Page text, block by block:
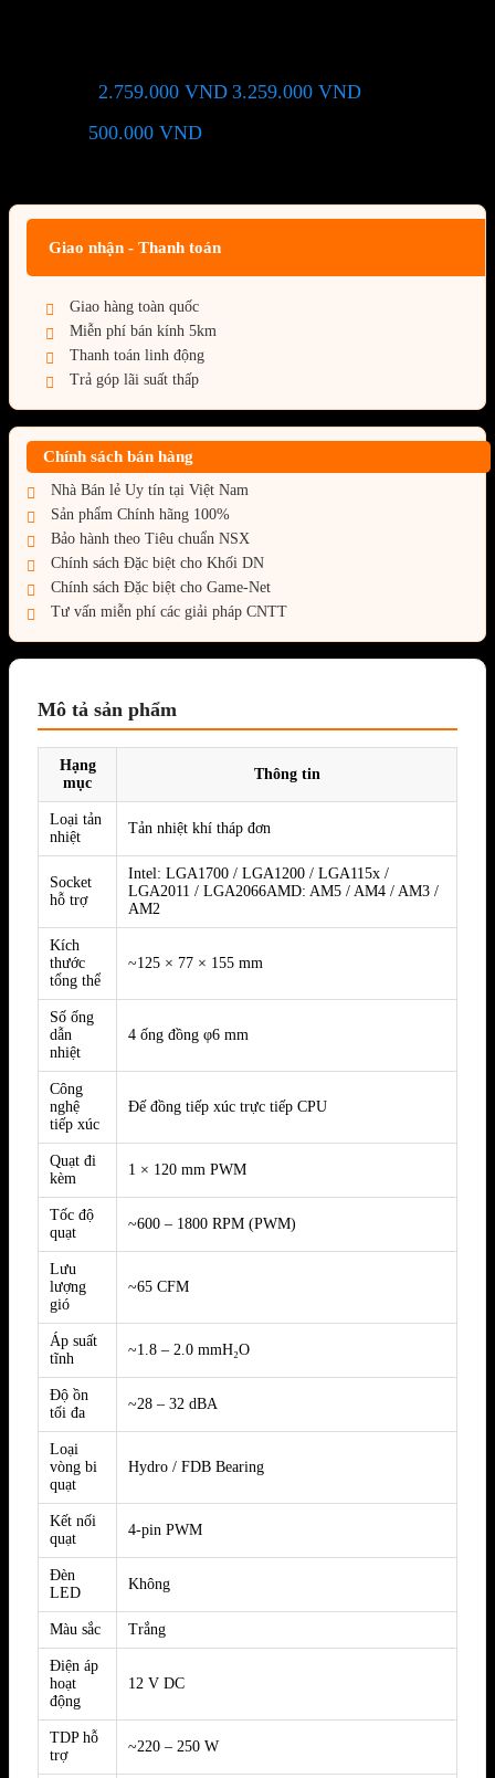
2.759.000 VND 3.259.000 VND
500.000 VND
Giao nhận - Thanh toán
Giao hàng toàn quốc
Miễn phí bán kính 5km
Thanh toán linh động
Trả góp lãi suất thấp
Chính sách bán hàng
Nhà Bán lẻ Uy tín tại Việt Nam
Sản phẩm Chính hãng 100%
Bảo hành theo Tiêu chuẩn NSX
Chính sách Đặc biệt cho Khối DN
Chính sách Đặc biệt cho Game-Net
Tư vấn miễn phí các giải pháp CNTT
Mô tả sản phẩm
Hạng
mục
Thông tin
Loại tản
nhiệt
Tản nhiệt khí tháp đơn
Socket
hỗ trợ
Intel: LGA1700 / LGA1200 / LGA115x /
LGA2011 / LGA2066AMD: AM5 / AM4 / AM3 /
AM2
Kích
thước
tổng thể
~125 × 77 × 155 mm
Số ống
dẫn
nhiệt
4 ống đồng φ6 mm
Công
nghệ
tiếp xúc
Đế đồng tiếp xúc trực tiếp CPU
Quạt đi
kèm
1 × 120 mm PWM
Tốc độ
quạt
~600 – 1800 RPM (PWM)
Lưu
lượng
gió
~65 CFM
Áp suất
tĩnh
~1.8 – 2.0 mmH₂O
Độ ồn
tối đa
~28 – 32 dBA
Loại
vòng bi
quạt
Hydro / FDB Bearing
Kết nối
quạt
4-pin PWM
Đèn
LED
Không
Màu sắc Trắng
Điện áp
hoạt
động
12 V DC
TDP hỗ
trợ
~220 – 250 W